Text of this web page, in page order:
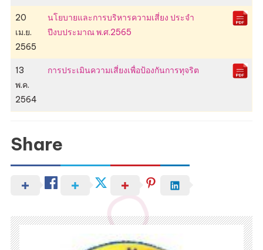
20
เม.ย.
2565
นโยบายและการบริหารความเสี่ยง ประจำ
ปีงบประมาณ พ.ศ.2565
13
พ.ค.
2564
การประเมินความเสี่ยงเพื่อป้องกันการทุจริต
Share